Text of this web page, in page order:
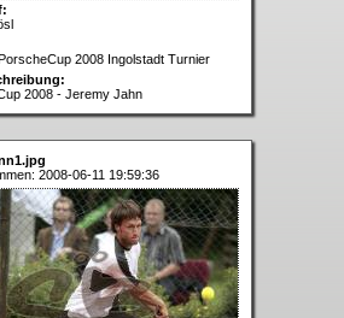
2008 Ingolstadt Turnier
2008 - Jeremy Jahn
2008-06-11 19:59:36